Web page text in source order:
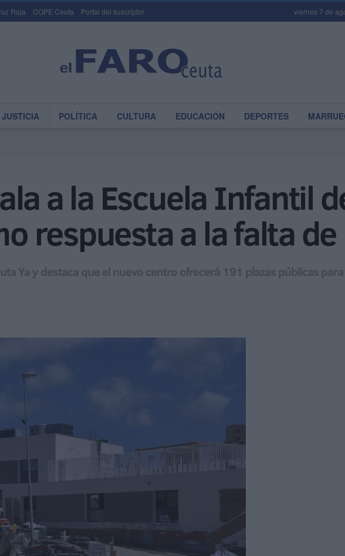
Roja COPE Ceuta Portal del suscriptor viernes 7 de
JUSTICIA POLÍTICA CULTURA EDUCACIÓN DEPORTES
a la Escuela Infantil
respuesta a la falta de
Ya y destaca que el nuevo centro ofrecerá 191 plazas públicas